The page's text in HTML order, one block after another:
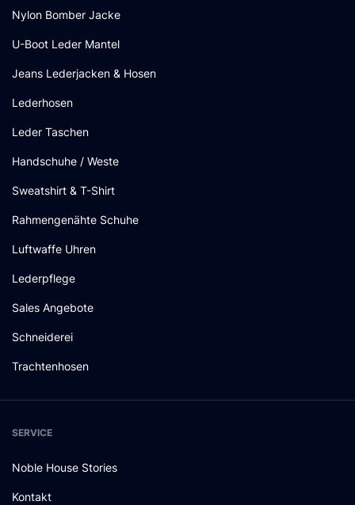
Nylon Bomber Jacke
U-Boot Leder Mantel
Jeans Lederjacken & Hosen
Lederhosen
Leder Taschen
Handschuhe / Weste
Sweatshirt & T-Shirt
Rahmengenähte Schuhe
Luftwaffe Uhren
Lederpflege
Sales Angebote
Schneiderei
Trachtenhosen
SERVICE
Noble House Stories
Kontakt